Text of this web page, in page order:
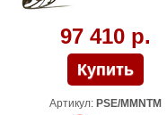
97 410 р.
Артикул: PSE/MMNTM